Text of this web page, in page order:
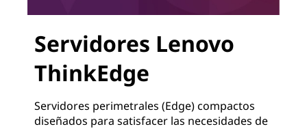
Servidores Lenovo
ThinkEdge
Servidores perimetrales (Edge) compactos
diseñados para satisfacer las necesidades de